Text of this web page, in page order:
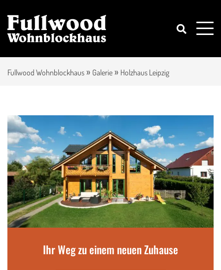
Fullwood Wohnblockhaus » Galerie » Holzhaus Leipzig
Ihr Weg zu einem neuen Zuhause